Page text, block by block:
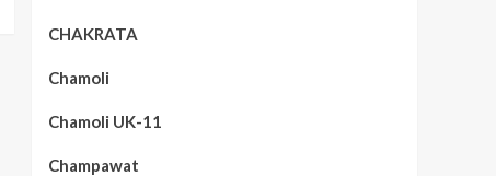
CHAKRATA
Chamoli
Chamoli UK-11
Champawat